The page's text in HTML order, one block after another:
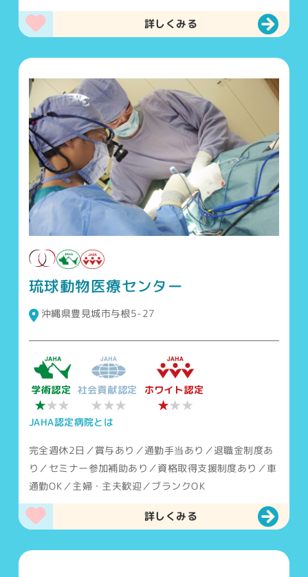
詳しくみる
琉球動物医療センター
沖縄県豊見城市与根5-27
学術認定
★★★
社会貢献認定
★★★
ホワイト認定
★★★
JAHA認定病院とは
完全週休2日／賞与あり／通勤手当あり／退職金制度あ
り／セミナー参加補助あり／資格取得支援制度あり／車
通勤OK／主婦・主夫歓迎／ブランクOK
詳しくみる